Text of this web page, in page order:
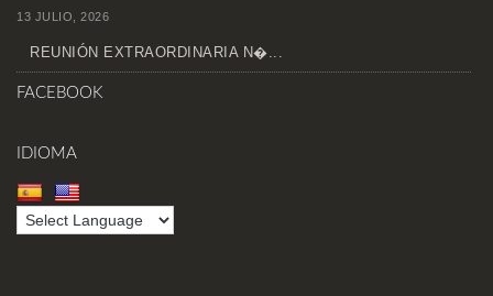
13 JULIO, 2026
REUNIÓN EXTRAORDINARIA N�...
FACEBOOK
IDIOMA